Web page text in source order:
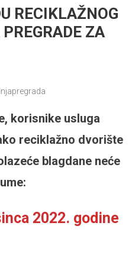
RECIKLAŽNOG
ZA
korisnike usluga
reciklažno dvorište
blagdane neće
2022. godine